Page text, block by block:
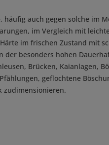
auch gegen solche im
im Vergleich mit
im frischen Zustand mit
besonders hohen
Brücken, Kaianlagen,
geflochtene
zudimensionieren.